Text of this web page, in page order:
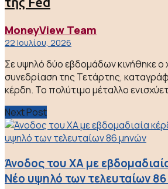
MoneyView Team
22 Ιουλίου, 2026
Σε υψηλό δύο εβδομάδων κινήθηκε ο
συνεδρίαση της Τετάρτης,
κέρδη. Το πολύτιμο μέταλλο
Next Post
Άνοδος του ΧΑ με
Νέο υψηλό των τελευταίων